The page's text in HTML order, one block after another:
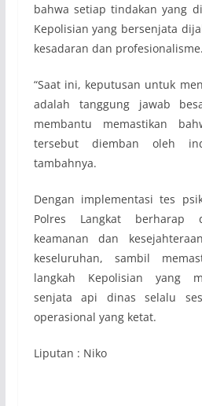
bahwa setiap tindakan yang
Kepolisian yang bersenjata
kesadaran dan profesionalisme.
“Saat ini, keputusan untuk
adalah tanggung jawab
membantu memastikan
tersebut diemban oleh
tambahnya.
Dengan implementasi tes
Polres Langkat berharap
keamanan dan
keseluruhan, sambil
langkah Kepolisian yang
senjata api dinas selalu
operasional yang ketat.
Liputan : Niko